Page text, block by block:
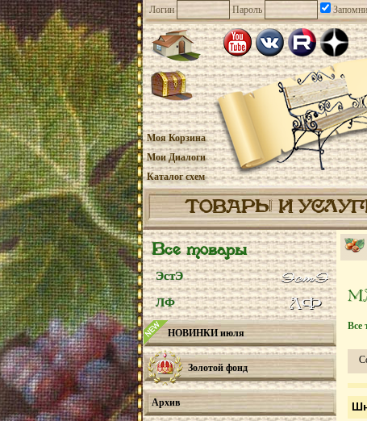
Логин Пароль
Моя Корзина
Мои Диалоги
Каталог схем
ТОВАРЫ И
Все товары
ЭстЭ
ЛФ
НОВИНКИ июля
Золотой фонд
Архив
Все